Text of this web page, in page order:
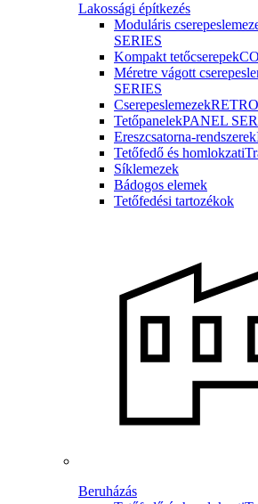
Lakossági építkezés
Moduláris
SERIES
Kompakt tetőcserepek
Méretre vágott
SERIES
CserepeslemezekRETRO
TetőpanelekPANEL
Ereszcsatorna-rendszerek
Tetőfedő és homlokzati
Síklemezek
Bádogos elemek
Tetőfedési tartozékok
Beruházás